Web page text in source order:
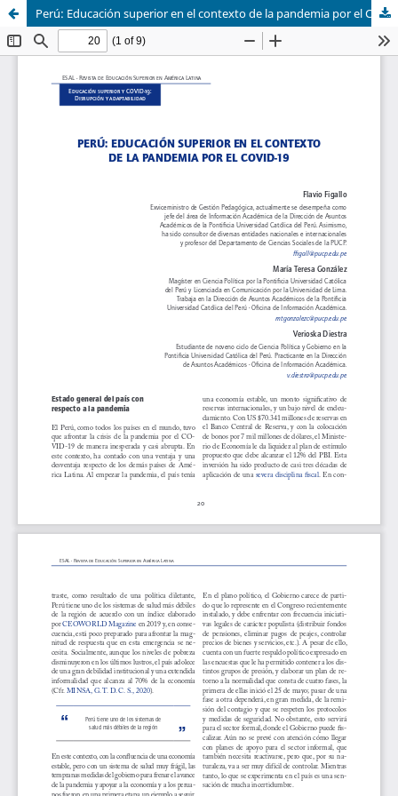
Perú: Educación superior en el contexto de la pandemia por el COVID-19